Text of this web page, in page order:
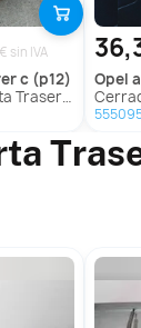
sin IVA
c (p12)
Zafira Tourer C (P12)
opel
Cerradura